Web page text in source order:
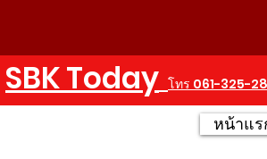
SBK Today โทร 061-325-
หน้าแร